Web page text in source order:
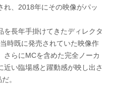
れ、2018年にその映像がパッ
を長年手掛けてきたディレクタ
時既に発売されていた映像作
さらにMCを含めた完全ノーカ
近い臨場感と躍動感が映し出さ
。